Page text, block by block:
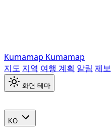
Kumamap Kumamap
지도 지역 여행 계획 알림 제보
화면 테마
KO